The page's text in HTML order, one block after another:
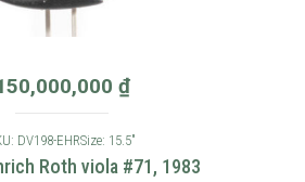
₫
DV198-EHRSize: 15.5"
Roth viola #71, 1983